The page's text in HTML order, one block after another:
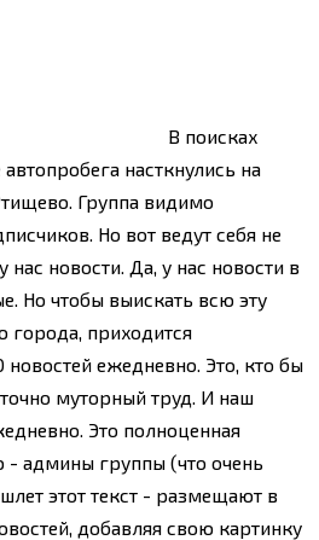
В поисках
насткнулись на
Группа видимо
Но вот ведут себя не
нас новости. Да, у нас новости в
Но чтобы выискать всю эту
приходится
новостей ежедневно. Это, кто бы
муторный труд. И наш
Это полноценная
- админы группы (что очень
этот текст - размещают в
добавляя свою картинку